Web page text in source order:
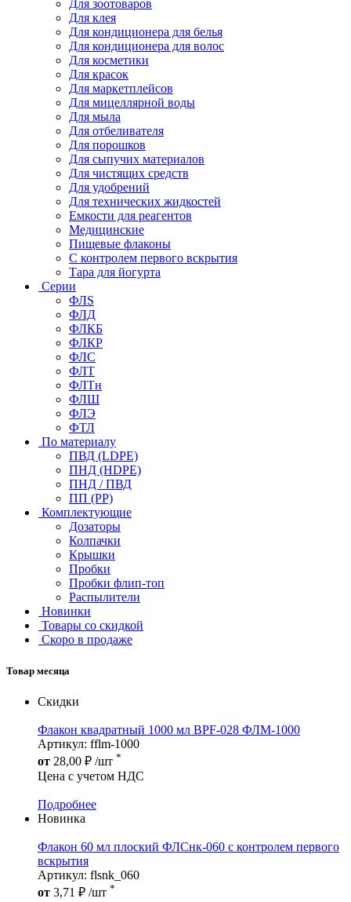
Для зоотоваров
Для клея
Для кондиционера для белья
Для кондиционера для волос
Для косметики
Для красок
Для маркетплейсов
Для мицеллярной воды
Для мыла
Для отбеливателя
Для порошков
Для сыпучих материалов
Для чистящих средств
Для удобрений
Для технических жидкостей
Емкости для реагентов
Медицинские
Пищевые флаконы
С контролем первого вскрытия
Тара для йогурта
Серии
ФЛS
ФЛД
ФЛКБ
ФЛКР
ФЛС
ФЛТ
ФЛТн
ФЛШ
ФЛЭ
ФТЛ
По материалу
ПВД (LDPE)
ПНД (HDPE)
ПНД / ПВД
ПП (PP)
Комплектующие
Дозаторы
Колпачки
Крышки
Пробки
Пробки флип-топ
Распылители
Новинки
Товары со скидкой
Скоро в продаже
Товар месяца
Скидки
Флакон квадратный 1000 мл BPF-028 ФЛМ-1000
Артикул: fflm-1000
от 28,00 ₽ /шт *
Цена с учетом НДС
Подробнее
Новинка
Флакон 60 мл плоский ФЛСнк-060 с контролем первого
вскрытия
Артикул: flsnk_060
от 3,71 ₽ /шт *